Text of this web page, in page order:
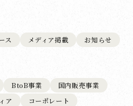
ス メディア掲載 お知らせ
BtoB事業
国内販売事業
ア コーポレート